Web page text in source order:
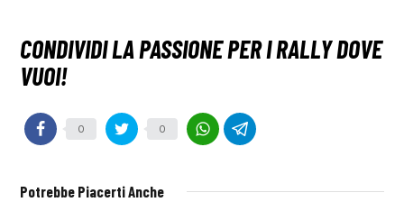
0 0
Potrebbe Piacerti Anche